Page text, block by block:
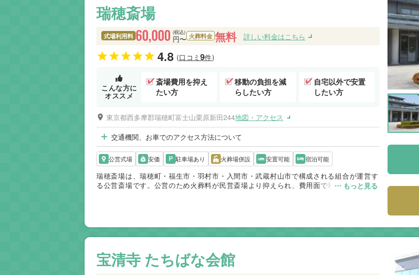
瑞穂斎場
式場利用料 (税込)
60,000 円〜 火葬料金 無料 詳しい料金はこちら
4.8 (口コミ9件)
こんな方に
オススメ
斎場費用を抑え
たい方
移動の負担を減
らしたい方
自宅以外で安置
したい方
東京都西多摩郡瑞穂町富士山栗原新田244地図・アクセス
交通機関、お車でのアクセス方法について
公営式場 安価 駐車場あり 火葬場併設 安置可能 宿泊可能
瑞穂斎場は、瑞穂町・福生市・羽村市・入間市・武蔵村山市で構成される組合が運営す
る公営斎場です。公営のため火葬料が民営斎場より抑えられ、費用面で利用しやすい点
⋯ もっと見る
宝清寺 たちばな会館